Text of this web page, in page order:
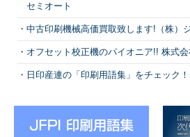
セミオート
中古印刷機械高価買取致します!（株）
オフセット校正機のパイオニア!! 株式
日印産連の「印刷用語集」をチェック！